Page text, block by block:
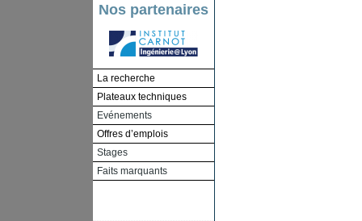
Nos partenaires
La recherche
Plateaux techniques
Evénements
Offres d’emplois
Stages
Faits marquants